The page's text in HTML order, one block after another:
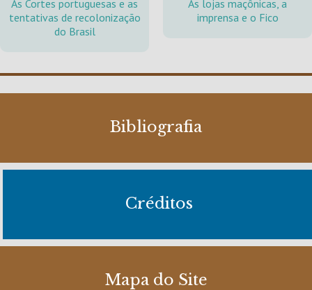
As Cortes portuguesas e as
tentativas de recolonização
do Brasil
As lojas maçônicas, a
imprensa e o Fico
Bibliografia
Créditos
Mapa do Site